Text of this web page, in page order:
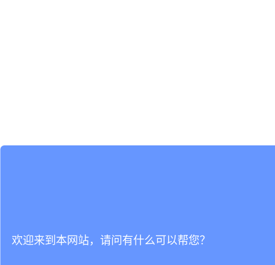
欢迎来到本网站，请问有什么可以帮您？